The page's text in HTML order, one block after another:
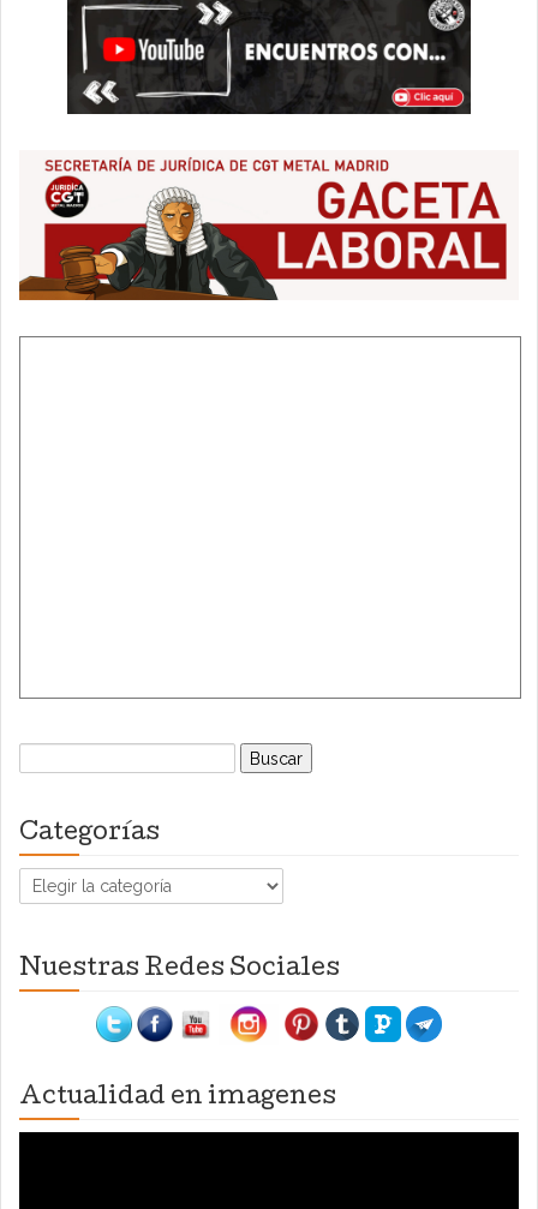
Buscar:
Categorías
Categorías
Nuestras Redes Sociales
Actualidad en imagenes